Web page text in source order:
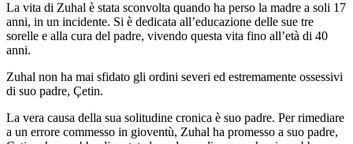
La vita di Zuhal è stata sconvolta quando ha perso la madre a soli 17
anni, in un incidente. Si è dedicata all’educazione delle sue tre
sorelle e alla cura del padre, vivendo questa vita fino all’età di 40
anni.
Zuhal non ha mai sfidato gli ordini severi ed estremamente ossessivi
di suo padre, Çetin.
La vera causa della sua solitudine cronica è suo padre. Per rimediare
a un errore commesso in gioventù, Zuhal ha promesso a suo padre,